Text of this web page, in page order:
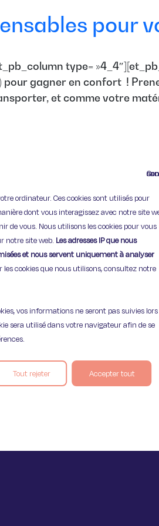
ordinateur. Ces cookies sont utilisés pour
dont vous interagissez avec notre site
de vous. Nous utilisons les cookies pour vous
notre site web. Les adresses IP que nous
et nous servent uniquement à analyser
les cookies que nous utilisons, consultez notre
vos informations ne seront pas suivies lors
sera utilisé dans votre navigateur afin de se
Tout rejeter Accepter tout
pour
type=
gagner en confort !
et comme votre
de Provence,
Paris
légales Politique de